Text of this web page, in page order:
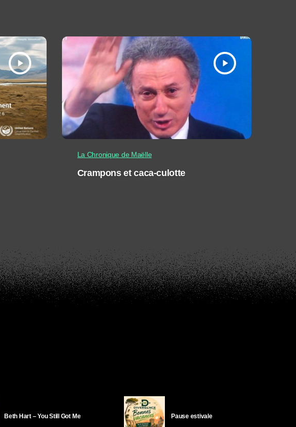
play_arrow play_arrow
La Chronique de Maëlle
Crampons et caca-culotte
Beth Hart – You Still Got Me Pause estivale